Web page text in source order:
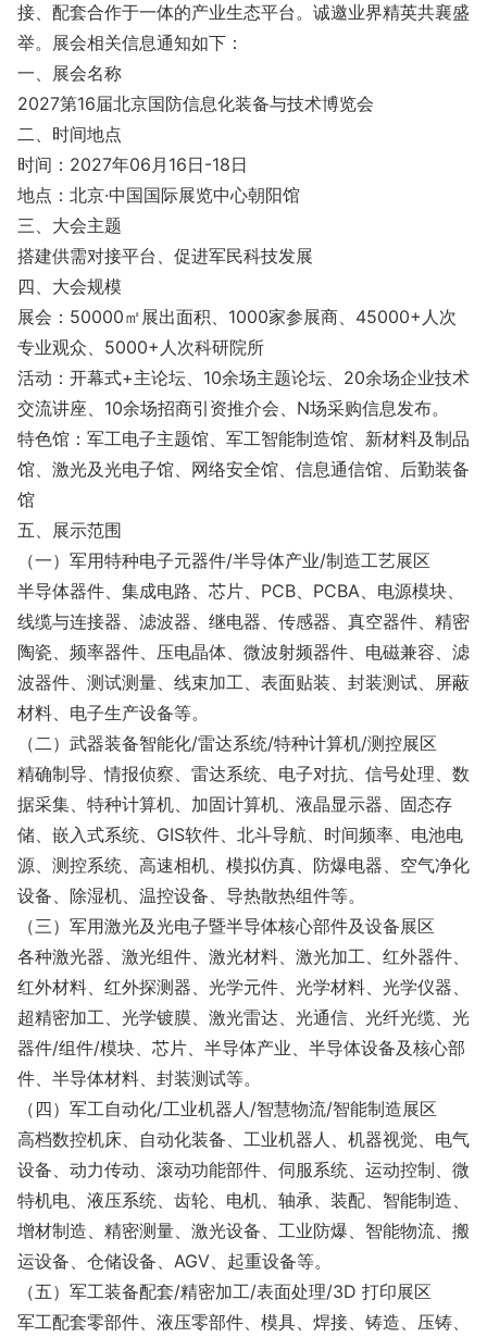
接、配套合作于一体的产业生态平台。诚邀业界精英共襄盛
举。展会相关信息通知如下：
一、展会名称
2027第16届北京国防信息化装备与技术博览会
二、时间地点
时间：2027年06月16日-18日
地点：北京·中国国际展览中心朝阳馆
三、大会主题
搭建供需对接平台、促进军民科技发展
四、大会规模
展会：50000㎡展出面积、1000家参展商、45000+人次
专业观众、5000+人次科研院所
活动：开幕式+主论坛、10余场主题论坛、20余场企业技术
交流讲座、10余场招商引资推介会、N场采购信息发布。
特色馆：军工电子主题馆、军工智能制造馆、新材料及制品
馆、激光及光电子馆、网络安全馆、信息通信馆、后勤装备
馆
五、展示范围
（一）军用特种电子元器件/半导体产业/制造工艺展区
半导体器件、集成电路、芯片、PCB、PCBA、电源模块、
线缆与连接器、滤波器、继电器、传感器、真空器件、精密
陶瓷、频率器件、压电晶体、微波射频器件、电磁兼容、滤
波器件、测试测量、线束加工、表面贴装、封装测试、屏蔽
材料、电子生产设备等。
（二）武器装备智能化/雷达系统/特种计算机/测控展区
精确制导、情报侦察、雷达系统、电子对抗、信号处理、数
据采集、特种计算机、加固计算机、液晶显示器、固态存
储、嵌入式系统、GIS软件、北斗导航、时间频率、电池电
源、测控系统、高速相机、模拟仿真、防爆电器、空气净化
设备、除湿机、温控设备、导热散热组件等。
（三）军用激光及光电子暨半导体核心部件及设备展区
各种激光器、激光组件、激光材料、激光加工、红外器件、
红外材料、红外探测器、光学元件、光学材料、光学仪器、
超精密加工、光学镀膜、激光雷达、光通信、光纤光缆、光
器件/组件/模块、芯片、半导体产业、半导体设备及核心部
件、半导体材料、封装测试等。
（四）军工自动化/工业机器人/智慧物流/智能制造展区
高档数控机床、自动化装备、工业机器人、机器视觉、电气
设备、动力传动、滚动功能部件、伺服系统、运动控制、微
特机电、液压系统、齿轮、电机、轴承、装配、智能制造、
增材制造、精密测量、激光设备、工业防爆、智能物流、搬
运设备、仓储设备、AGV、起重设备等。
（五）军工装备配套/精密加工/表面处理/3D 打印展区
军工配套零部件、液压零部件、模具、焊接、铸造、压铸、